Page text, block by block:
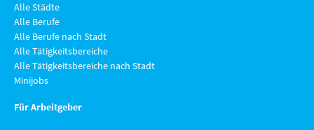
Alle Städte
Alle Berufe
Alle Berufe nach Stadt
Alle Tätigkeitsbereiche
Alle Tätigkeitsbereiche nach Stadt
Minijobs
Für Arbeitgeber